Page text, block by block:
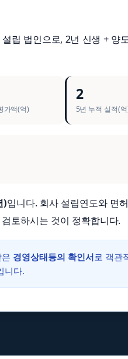
립 법인으로, 2년 신생 + 양
가액(억)
2
5년 누적 실적(
)입니다. 회사 설립연도와 면허
토하시는 것이 정확합니다.
경영상태등의 확인서로 객관
니다.